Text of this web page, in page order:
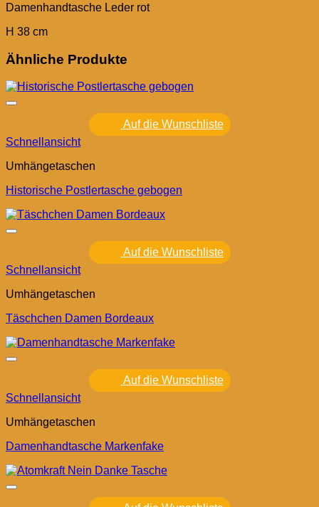
Damenhandtasche Leder rot
H 38 cm
Ähnliche Produkte
Auf die Wunschliste
Schnellansicht
Umhängetaschen
Historische Postlertasche gebogen
Auf die Wunschliste
Schnellansicht
Umhängetaschen
Täschchen Damen Bordeaux
Auf die Wunschliste
Schnellansicht
Umhängetaschen
Damenhandtasche Markenfake